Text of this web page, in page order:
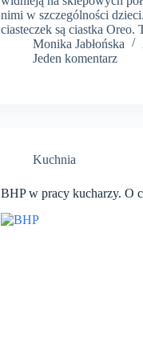
nimi w szczególności
ciasteczek są ciastka
Monika Jabłońska
Jeden komentarz
Kuchnia
BHP w pracy kucharzy. O